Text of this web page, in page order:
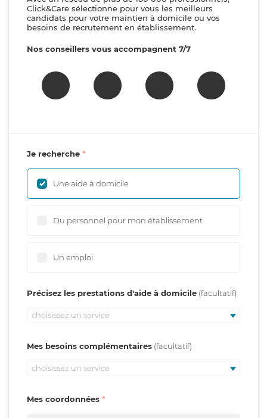
Click&Care sélectionne pour vous les meilleurs
candidats pour votre maintien à domicile ou vos
besoins de recrutement en établissement.
Nos conseillers vous accompagnent 7/7
Je recherche
Une aide à domicile
Du personnel pour mon établissement
Un emploi
Précisez les prestations d'aide à domicile
choisissez un service
Mes besoins complémentaires
choisissez un service
Mes coordonnées